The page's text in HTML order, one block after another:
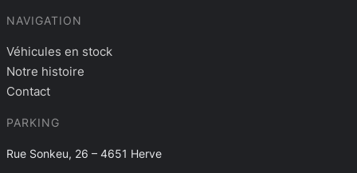
NAVIGATION
Véhicules en stock
Notre histoire
Contact
PARKING
Rue Sonkeu, 26 – 4651 Herve